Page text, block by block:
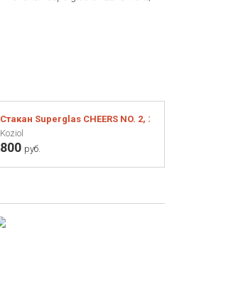
Стакан Superglas CHEERS NO. 2, 250 мл, белый
Koziol
800 руб.